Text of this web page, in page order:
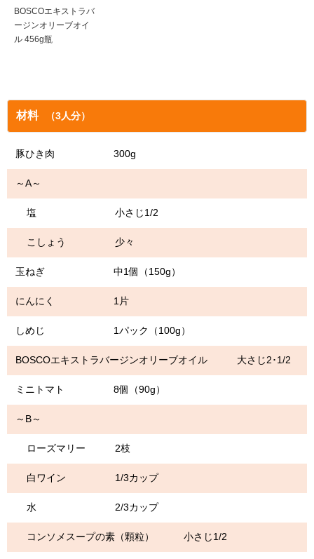
BOSCOエキストラバ
ージンオリーブオイ
ル 456g瓶
材料 （3人分）
豚ひき肉 300g
～A～
塩 小さじ1/2
こしょう 少々
玉ねぎ 中1個（150g）
にんにく 1片
しめじ 1パック（100g）
BOSCOエキストラバージンオリーブオイル 大さじ2･1/2
ミニトマト 8個（90g）
～B～
ローズマリー 2枝
白ワイン 1/3カップ
水 2/3カップ
コンソメスープの素（顆粒） 小さじ1/2